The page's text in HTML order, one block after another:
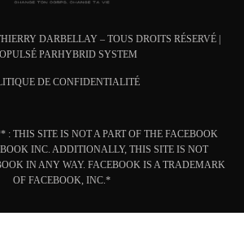
DARBELLAY – TOUS DROITS RÉSERVÉ |
PARHYBRID SYSTEM
DE CONFIDENTIALITÉ
THIS SITE IS NOT A PART OF THE FACEBOOK
INC. ADDITIONALLY, THIS SITE IS NOT
IN ANY WAY. FACEBOOK IS A TRADEMARK
OF FACEBOOK, INC.*